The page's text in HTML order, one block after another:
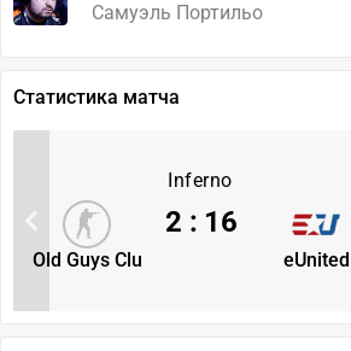
Самуэль Портильо
Статистика матча
Inferno
Old Guys Clu eUnited
2 : 16